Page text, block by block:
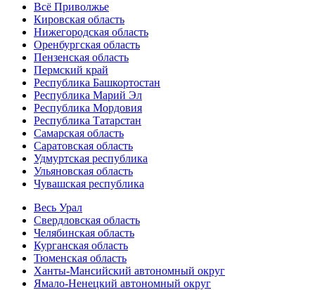
Всё Приволжье
Кировская область
Нижегородская область
Оренбургская область
Пензенская область
Пермский край
Республика Башкортостан
Республика Марий Эл
Республика Мордовия
Республика Татарстан
Самарская область
Саратовская область
Удмуртская республика
Ульяновская область
Чувашская республика
Весь Урал
Свердловская область
Челябинская область
Курганская область
Тюменская область
Ханты-Мансийский автономный округ
Ямало-Ненецкий автономный округ